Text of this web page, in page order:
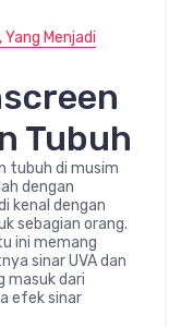
Menjadi
Tubuh
tubuh di musim
dengan
kenal dengan
sebagian orang.
ini memang
sinar UVA dan
masuk dari
efek sinar